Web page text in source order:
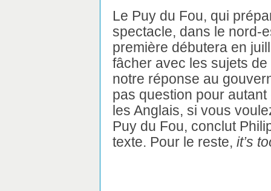
Le Puy du Fou, qui
spectacle, dans le nord-
première débutera en
fâcher avec les sujets
notre réponse au
pas question pour
les Anglais, si vous
Puy du Fou, conclut
texte. Pour le reste, it’s